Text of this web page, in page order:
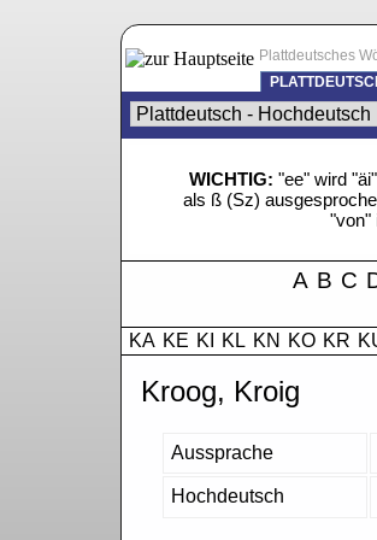
Plattdeutsches
WICHTIG: "ee" wird
als ß (Sz)
"von"
A B C
KA KE KI KL KN KO KR
Kroog, Kroig
Aussprache
Hochdeutsch